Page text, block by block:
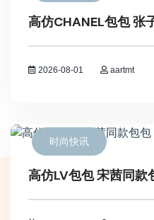
高仿CHANEL包包 张
2026-08-01 aartmt
时尚快讯
高仿LV包包 宋茜同款